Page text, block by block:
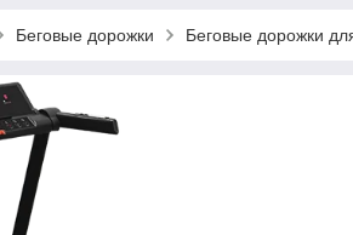
Беговые дорожки Беговые дорожки